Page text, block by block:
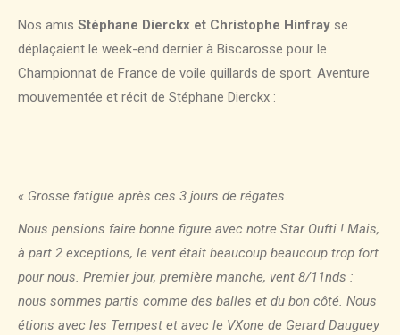
Nos amis Stéphane Dierckx et Christophe Hinfray se
déplaçaient le week-end dernier à Biscarosse pour le
Championnat de France de voile quillards de sport. Aventure
mouvementée et récit de Stéphane Dierckx :
« Grosse fatigue après ces 3 jours de régates.
Nous pensions faire bonne figure avec notre Star Oufti ! Mais,
à part 2 exceptions, le vent était beaucoup beaucoup trop fort
pour nous. Premier jour, première manche, vent 8/11nds :
nous sommes partis comme des balles et du bon côté. Nous
étions avec les Tempest et avec le VXone de Gerard Dauguey